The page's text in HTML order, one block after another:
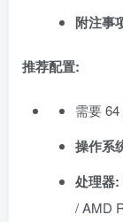
附注事
推荐配置:
需要
操作系
处理器:
/ AMD